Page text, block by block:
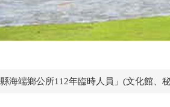
海端鄉公所112年臨時人員」(文化館、